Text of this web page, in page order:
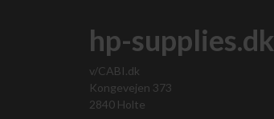
hp-supplies.dk
v/CABI.dk
Kongevejen 373
2840 Holte